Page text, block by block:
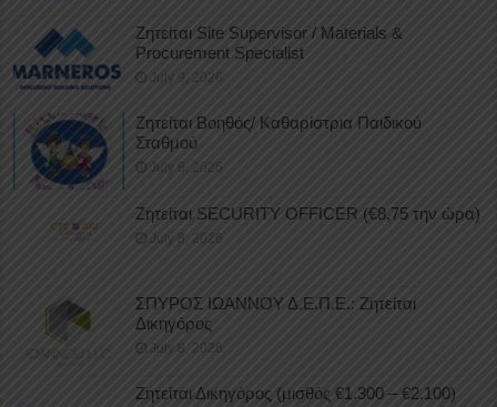
Ζητείται Site Supervisor / Materials &
Procurement Specialist
July 9, 2026
Ζητείται Βοηθός/ Καθαρίστρια Παιδικού
Σταθμού
July 8, 2026
Ζητείται SECURITY OFFICER (€8,75 την ώρα)
July 8, 2026
ΣΠΥΡΟΣ ΙΩΑΝΝΟΥ Δ.Ε.Π.Ε.: Ζητείται
Δικηγόρος
July 8, 2026
Ζητείται Δικηγόρος (μισθός €1.300 – €2.100)